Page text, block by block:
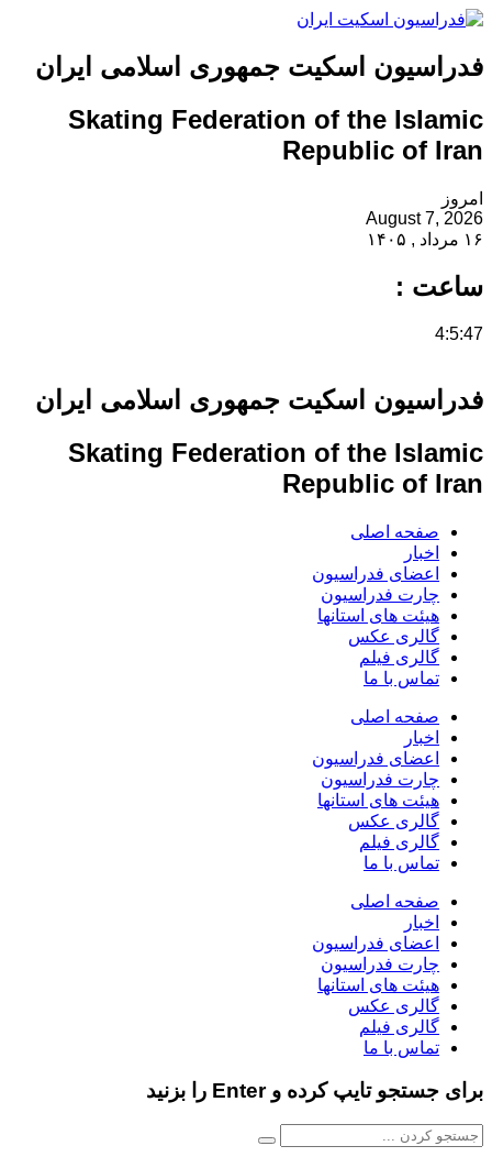
فدراسیون اسکیت جمهوری اسلامی ایران
Skating Federation of the Islamic
Republic of Iran
امروز
August 7, 2026
۱۶ مرداد , ۱۴۰۵
ساعت :
4:5:47
فدراسیون اسکیت جمهوری اسلامی ایران
Skating Federation of the Islamic
Republic of Iran
صفحه اصلی
اخبار
اعضای فدراسیون
چارت فدراسیون
هیئت های استانها
گالری عکس
گالری فیلم
تماس با ما
صفحه اصلی
اخبار
اعضای فدراسیون
چارت فدراسیون
هیئت های استانها
گالری عکس
گالری فیلم
تماس با ما
صفحه اصلی
اخبار
اعضای فدراسیون
چارت فدراسیون
هیئت های استانها
گالری عکس
گالری فیلم
تماس با ما
برای جستجو تایپ کرده و Enter را بزنید